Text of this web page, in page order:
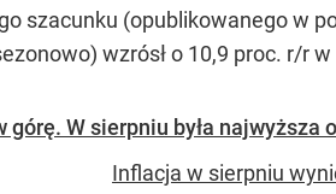
szacunku (opublikowanego w
wzrósł o 10,9 proc. r/r
górę. W sierpniu była najwyższa
Inflacja w sierpniu